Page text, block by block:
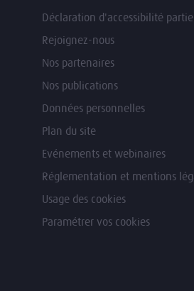
Déclaration d'accessibilité
Rejoignez-nous
Nos partenaires
Nos publications
Données personnelles
Plan du site
Evénements et webinaires
Réglementation et mentions
Usage des cookies
Paramétrer vos cookies